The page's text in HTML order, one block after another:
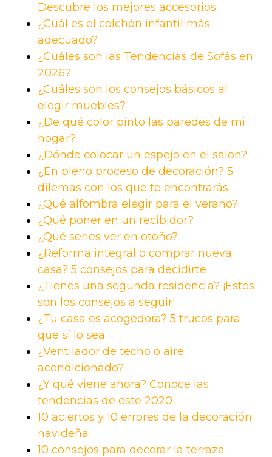
Descubre los mejores accesorios
¿Cuál es el colchón infantil más
adecuado?
¿Cuáles son las Tendencias de Sofás en
2026?
¿Cuáles son los consejos básicos al
elegir muebles?
¿De qué color pinto las paredes de mi
hogar?
¿Dónde colocar un espejo en el salon?
¿En pleno proceso de decoración? 5
dilemas con los que te encontrarás
¿Qué alfombra elegir para el verano?
¿Qué poner en un recibidor?
¿Qué series ver en otoño?
¿Reforma integral o comprar nueva
casa? 5 consejos para decidirte
¿Tienes una segunda residencia? ¡Estos
son los consejos a seguir!
¿Tu casa es acogedora? 5 trucos para
que sí lo sea
¿Ventilador de techo o aire
acondicionado?
¿Y qué viene ahora? Conoce las
tendencias de este 2020
10 aciertos y 10 errores de la decoración
navideña
10 consejos para decorar la terraza